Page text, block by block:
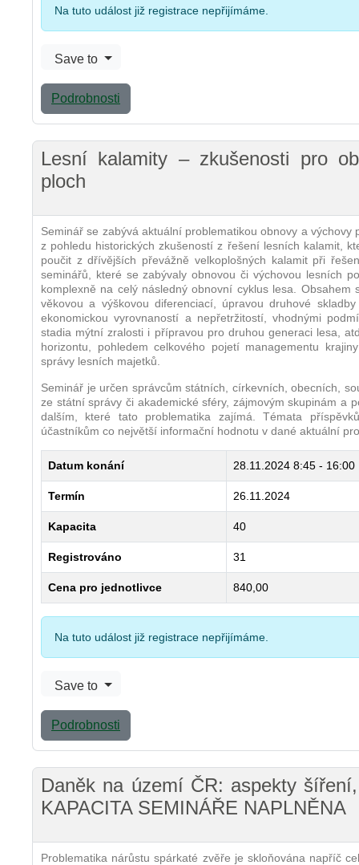
Na tuto událost již registrace nepřijímáme.
Save to
Podrobnosti
Lesní kalamity – zkušenosti pro
ploch
Seminář se zabývá aktuální problematikou obnovy a
z pohledu historických zkušeností z řešení lesních kalamit,
poučit z dřívějších převážně velkoplošných kalamit při
seminářů, které se zabývaly obnovou či výchovou lesních
komplexně na celý následný obnovní cyklus lesa.
věkovou a výškovou diferenciací, úpravou druhové
ekonomickou vyrovnaností a nepřetržitostí, vhodnými
stadia mýtní zralosti i přípravou pro druhou generaci lesa,
horizontu, pohledem celkového pojetí managementu
správy lesních majetků.
Seminář je určen správcům státních, církevních, obecních,
ze státní správy či akademické sféry, zájmovým skupinám a
dalším, které tato problematika zajímá. Témata
účastníkům co největší informační hodnotu v dané aktuální
Datum konání 28.11.2024 8:45 - 16:00
Termín 26.11.2024
Kapacita 40
Registrováno 31
Cena pro jednotlivce 840,00
Na tuto událost již registrace nepřijímáme.
Save to
Podrobnosti
Daněk na území ČR: aspekty
KAPACITA SEMINÁŘE NAPLNĚNA
Problematika nárůstu spárkaté zvěře je skloňována napříč